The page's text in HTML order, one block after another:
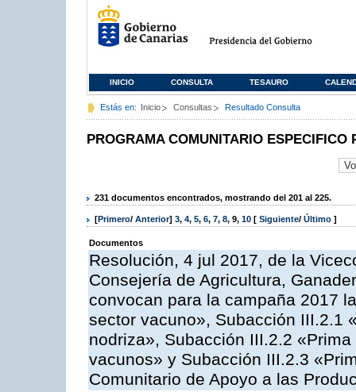
INICIO CONSULTA TESAURO
Estás en: Inicio Consultas Resultado Consulta
PROGRAMA COMUNITARIO ESPECIFICO
231 documentos encontrados, mostrando del 201 al 225.
[Primero/ Anterior] 3, 4, 5, 6, 7, 8, 9, 10 [ Siguiente/ Último ]
Documentos
Resolución, 4 jul 2017, de la
Consejería de Agricultura,
convocan para la campaña 2017
sector vacuno», Subacción III.2.1
nodriza», Subacción III.2.2
vacunos» y Subacción III.2.3
Comunitario de Apoyo a las